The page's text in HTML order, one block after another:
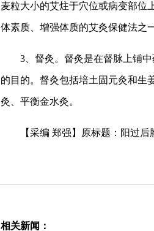
麦粒大小的艾炷于穴位或病变部位
体素质、增强体质的艾灸保健法之一
3、督灸。督灸是在督脉上铺
的目的。督灸包括培土固元灸和生
灸、平衡金水灸。
【采编 郑强】原标题：阳过
相关新闻：